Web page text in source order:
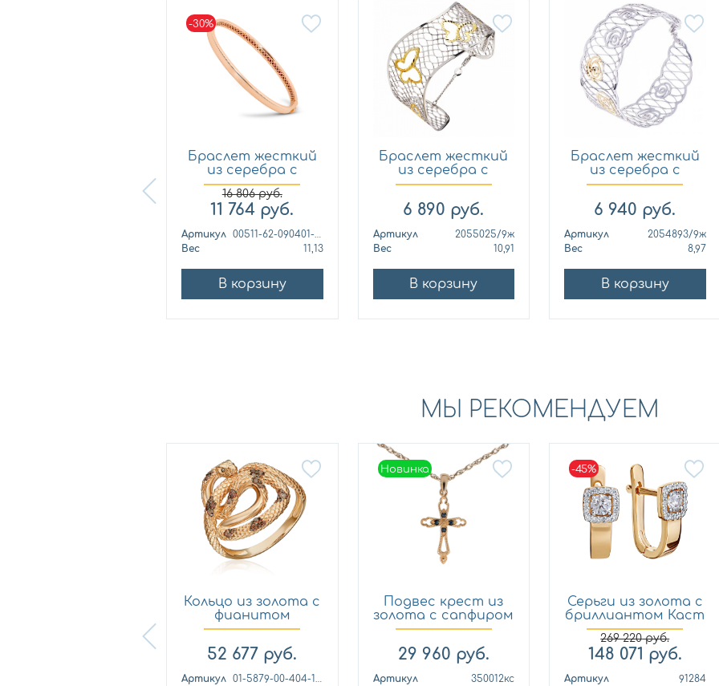
-30%
Браслет жесткий
из серебра с
позолото...
16 806руб.
11 764 руб.
Артикул
Вес
11,13
В корзину
Браслет жесткий
из серебра с
позолото...
6 890 руб.
Артикул
2055025/9ж
Вес
10,91
В корзину
Браслет жесткий
из серебра с
позолото...
6 940 руб.
Артикул
2054893/9ж
Вес
8,97
В корзину
МЫ РЕКОМЕНДУЕМ
Кольцо из золота с
фианитом
Платина 0...
52 677 руб.
Артикул
01-5879-00-404-1110
Новинка
Новинка
Подвес крест из
золота с сапфиром
Кло...
29 960 руб.
Артикул
350012кс
-45%
Серьги из золота с
бриллиантом Каст
ю...
269 220руб.
148 071 руб.
Артикул
91284